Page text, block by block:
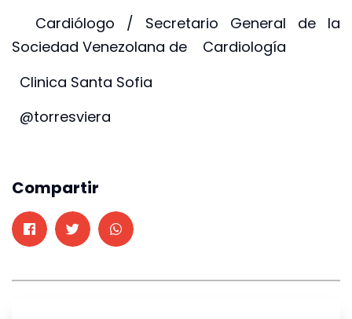
Cardiólogo / Secretario General de la
Sociedad Venezolana de Cardiología
Clinica Santa Sofia
@torresviera
Compartir